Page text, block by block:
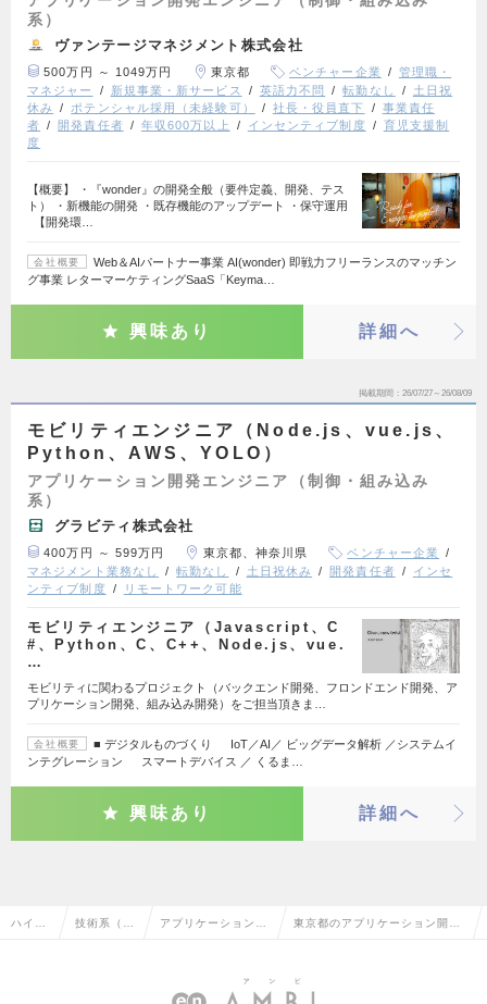
系）
ヴァンテージマネジメント株式会社
500万円 ～ 1049万円 東京都 ベンチャー企業
管理職・
マネジャー
新規事業・新サービス 英語力不問 転勤なし
土日祝
休み
ポテンシャル採用（未経験可） 社長・役員直下
事業責任
者
開発責任者 年収600万以上 インセンティブ制度
育児支援制
度
【概要】 ・『wonder』の開発全般（要件定義、開発、テス
ト） ・新機能の開発 ・既存機能のアップデート ・保守運用
【開発環…
会社概要
Web＆AIパートナー事業 AI(wonder) 即戦力フリーランスのマッチン
グ事業 レターマーケティングSaaS「Keyma…
興味あり 詳細へ
掲載期間 26/07/27～26/08/09
モビリティエンジニア（Node.js、vue.js、
Python、AWS、YOLO）
アプリケーション開発エンジニア（制御・組み込み
系）
グラビティ株式会社
400万円 ～ 599万円 東京都、神奈川県
ベンチャー企業
マネジメント業務なし
転勤なし 土日祝休み 開発責任者
インセ
ンティブ制度
リモートワーク可能
モビリティエンジニア（Javascript、C
#、Python、C、C++、Node.js、vue.
…
モビリティに関わるプロジェクト（バックエンド開発、フロンドエンド開発、ア
プリケーション開発、組み込み開発）をご担当頂きま…
会社概要
■ デジタルものづくり IoT／AI／ ビッグデータ解析 ／システムイ
ンテグレーション スマートデバイス ／ くるま…
興味あり 詳細へ
ハイク 技術系（電 アプリケーション開
御・組み込み系）
東京都のアプリケーション開発
系）の転職・求人情報一覧